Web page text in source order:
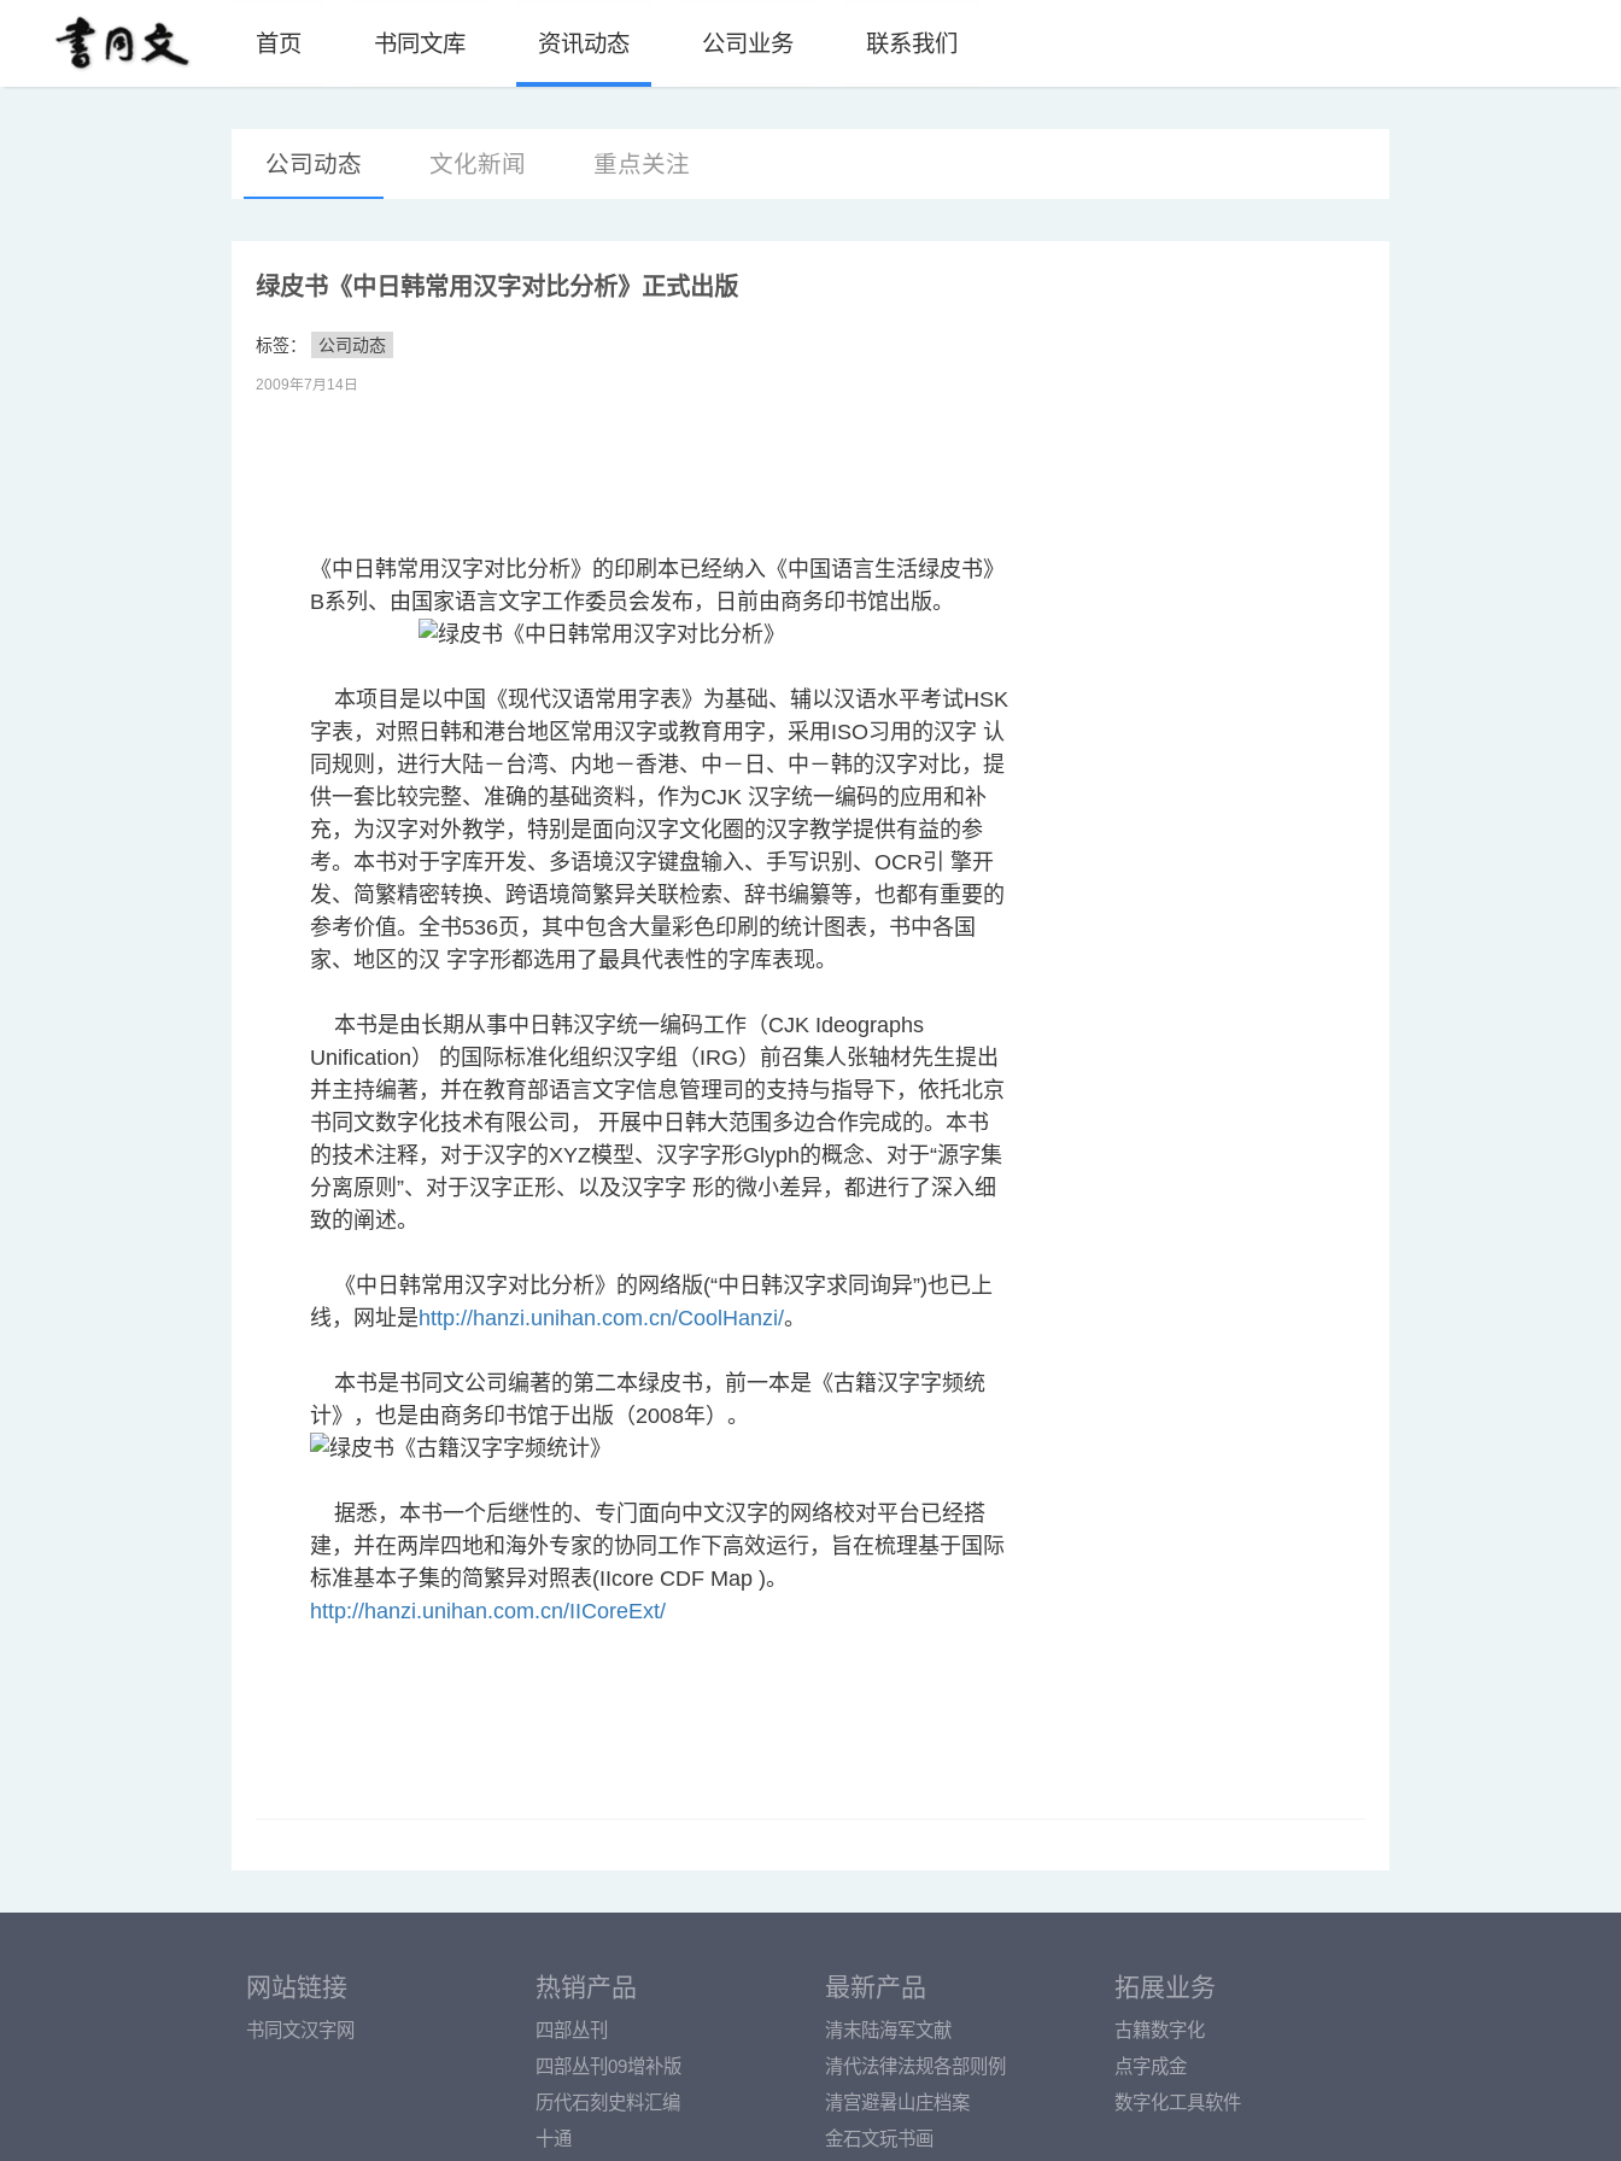
首页 书同文库 资讯动态 公司业务 联系我们
公司动态 文化新闻 重点关注
绿皮书《中日韩常用汉字对比分析》正式出版
标签： 公司动态
2009年7月14日
《中日韩常用汉字对比分析》的印刷本已经纳入《中国语言生活绿皮书》
B系列、由国家语言文字工作委员会发布，日前由商务印书馆出版。
本项目是以中国《现代汉语常用字表》为基础、辅以汉语水平考试HSK
字表，对照日韩和港台地区常用汉字或教育用字，采用ISO习用的汉字 认
同规则，进行大陆－台湾、内地－香港、中－日、中－韩的汉字对比，提
供一套比较完整、准确的基础资料，作为CJK 汉字统一编码的应用和补
充，为汉字对外教学，特别是面向汉字文化圈的汉字教学提供有益的参
考。本书对于字库开发、多语境汉字键盘输入、手写识别、OCR引 擎开
发、简繁精密转换、跨语境简繁异关联检索、辞书编纂等，也都有重要的
参考价值。全书536页，其中包含大量彩色印刷的统计图表，书中各国
家、地区的汉 字字形都选用了最具代表性的字库表现。
本书是由长期从事中日韩汉字统一编码工作（CJK Ideographs
Unification） 的国际标准化组织汉字组（IRG）前召集人张轴材先生提出
并主持编著，并在教育部语言文字信息管理司的支持与指导下，依托北京
书同文数字化技术有限公司， 开展中日韩大范围多边合作完成的。本书
的技术注释，对于汉字的XYZ模型、汉字字形Glyph的概念、对于“源字集
分离原则”、对于汉字正形、以及汉字字 形的微小差异，都进行了深入细
致的阐述。
《中日韩常用汉字对比分析》的网络版(“中日韩汉字求同询异”)也已上
线，网址是http://hanzi.unihan.com.cn/CoolHanzi/。
本书是书同文公司编著的第二本绿皮书，前一本是《古籍汉字字频统
计》，也是由商务印书馆于出版（2008年）。
据悉，本书一个后继性的、专门面向中文汉字的网络校对平台已经搭
建，并在两岸四地和海外专家的协同工作下高效运行，旨在梳理基于国际
标准基本子集的简繁异对照表(IIcore CDF Map )。
http://hanzi.unihan.com.cn/IICoreExt/
网站链接
书同文汉字网
热销产品
四部丛刊
四部丛刊09增补版
历代石刻史料汇编
十通
最新产品
清末陆海军文献
清代法律法规各部则例
清宫避暑山庄档案
金石文玩书画
拓展业务
古籍数字化
点字成金
数字化工具软件